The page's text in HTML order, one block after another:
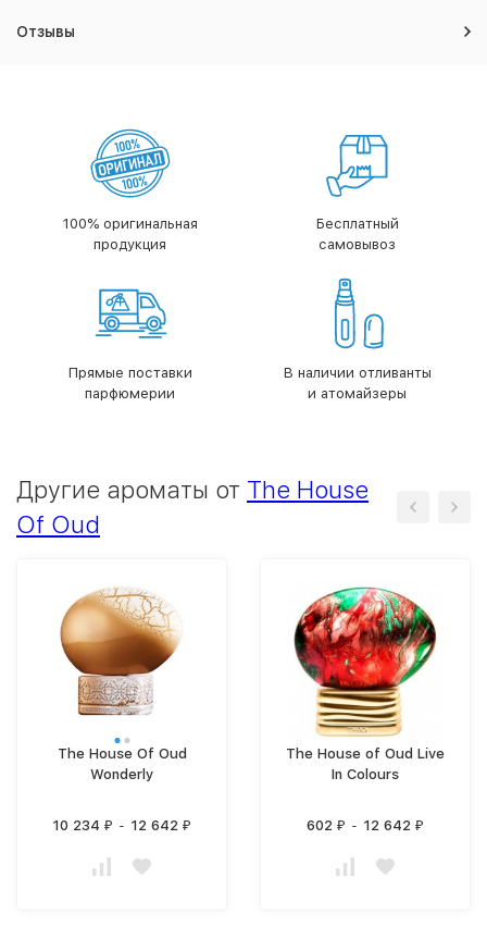
Отзывы
100% оригинальная
продукция
Бесплатный
самовывоз
Прямые поставки
парфюмерии
В наличии отливанты
и атомайзеры
Другие ароматы от The House
Of Oud
The House Of Oud
Wonderly
10 234 ₽ - 12 642 ₽
The House of Oud Live
In Colours
602 ₽ - 12 642 ₽